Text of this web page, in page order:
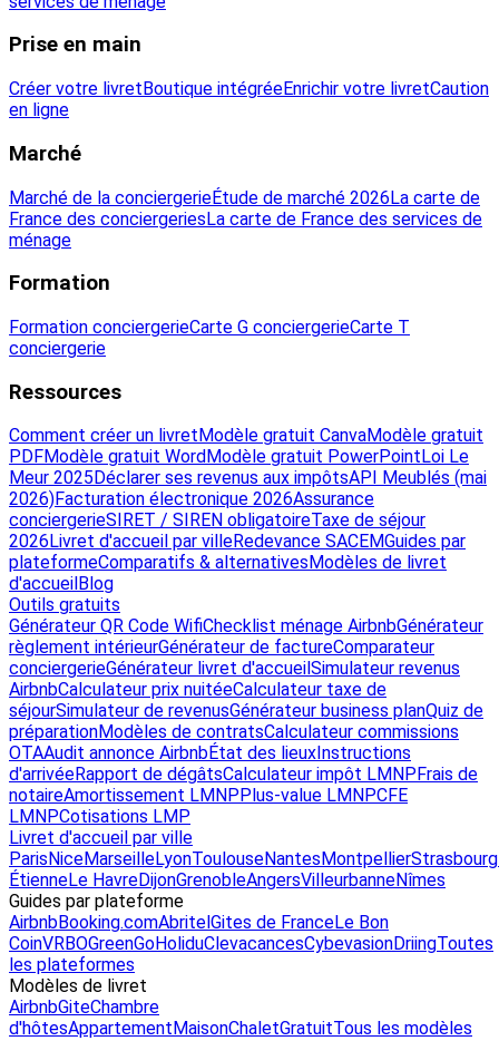
Prise en main
Créer votre livretBoutique intégréeEnrichir votre livretCaution
en ligne
Marché
Marché de la conciergerieÉtude de marché 2026La carte de
France des conciergeriesLa carte de France des services de
ménage
Formation
Formation conciergerieCarte G conciergerieCarte T
conciergerie
Ressources
Comment créer un livret Modèle gratuit CanvaModèle gratuit
PDFModèle gratuit Word Modèle gratuit PowerPoint Loi Le
Meur 2025 Déclarer ses revenus aux impôtsAPI Meublés (mai
2026)Facturation électronique 2026Assurance
conciergerieSIRET / SIREN obligatoireTaxe de séjour
2026 Livret d'accueil par villeRedevance SACEMGuides par
plateformeComparatifs & alternatives Modèles de livret
d'accueil Blog
Outils gratuits
Générateur QR Code WifiChecklist ménage AirbnbGénérateur
règlement intérieurGénérateur de factureComparateur
conciergerieGénérateur livret d'accueil Simulateur revenus
AirbnbCalculateur prix nuitéeCalculateur taxe de
séjourSimulateur de revenusGénérateur business planQuiz de
préparationModèles de contratsCalculateur commissions
OTAAudit annonce AirbnbÉtat des lieux Instructions
d'arrivéeRapport de dégâtsCalculateur impôt LMNPFrais de
notaireAmortissement LMNPPlus-value LMNPCFE
LMNPCotisations LMP
Livret d'accueil par ville
Paris NiceMarseilleLyonToulouseNantes MontpellierStrasbourg
ÉtienneLe HavreDijonGrenobleAngersVilleurbanneNîmes
Guides par plateforme
AirbnbBooking.comAbritel Gites de FranceLe Bon
CoinVRBOGreenGoHoliduClevacancesCybevasionDriingToutes
les plateformes
Modèles de livret
AirbnbGiteChambre
d'hôtesAppartement MaisonChaletGratuitTous les modèles